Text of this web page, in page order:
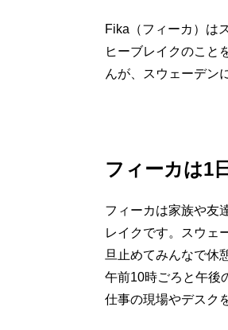
Fika（フィーカ）は
ヒーブレイクのこと
んが、スウェーデン
フィーカは1
フィーカは家族や友
レイクです。スウェ
旦止めてみんなで休
午前10時ごろと午後
仕事の現場やデスク